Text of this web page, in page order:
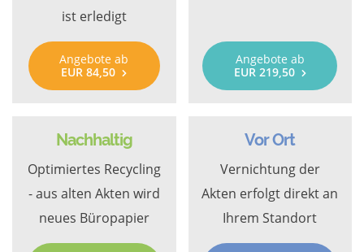
ist erledigt
Angebote ab
EUR 84,50
Angebote ab
EUR 219,50
Nachhaltig
Optimiertes Recycling
- aus alten Akten wird
neues Büropapier
Vor Ort
Vernichtung der
Akten erfolgt direkt an
Ihrem Standort